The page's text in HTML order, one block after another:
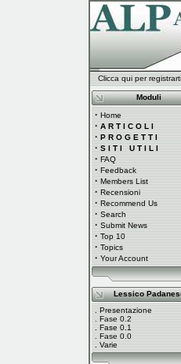
Clicca qui per registrarti
Moduli
· Home
· A R T I C O L I
· P R O G E T T I
· S I T I U T I L I
· FAQ
· Feedback
· Members List
· Recensioni
· Recommend Us
· Search
· Submit News
· Top 10
· Topics
· Your Account
Lessico
.Presentazione
.Fase 0.2
.Fase 0.1
.Fase 0.0
.Varie